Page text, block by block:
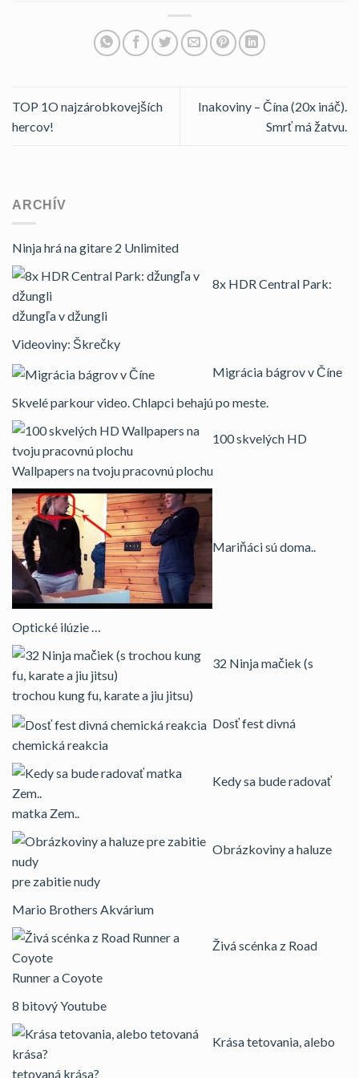
TOP 1O najzárobkovejších
hercov!
Inakoviny – Čína (20x ináč).
Smrť má žatvu.
ARCHÍV
Ninja hrá na gitare 2 Unlimited
8x HDR Central Park:
džungľa v džungli
Videoviny: Škrečky
Migrácia bágrov v Číne
Skvelé parkour video. Chlapci behajú po meste.
100 skvelých HD
Wallpapers na tvoju pracovnú plochu
Mariňáci sú doma..
Optické ilúzie …
32 Ninja mačiek (s
trochou kung fu, karate a jiu jitsu)
Dosť fest divná
chemická reakcia
Kedy sa bude radovať
matka Zem..
Obrázkoviny a haluze
pre zabitie nudy
Mario Brothers Akvárium
Živá scénka z Road
Runner a Coyote
8 bitový Youtube
Krása tetovania, alebo
tetovaná krása?